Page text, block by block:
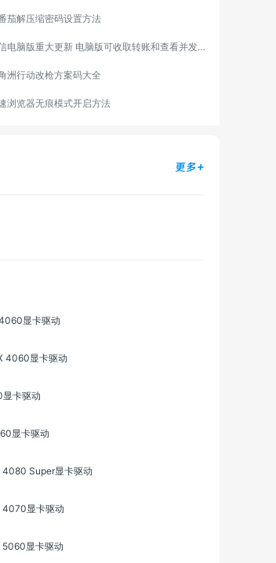
茄解压缩密码设置方法
微信电脑版重大更新 电脑版可收取转账和查看并发布朋友圈
洲行动改枪方案码大全
浏览器无痕模式开启方法
更多+
显卡驱动
4060显卡驱动
卡驱动
显卡驱动
4080 Super显卡驱动
4070显卡驱动
5060显卡驱动